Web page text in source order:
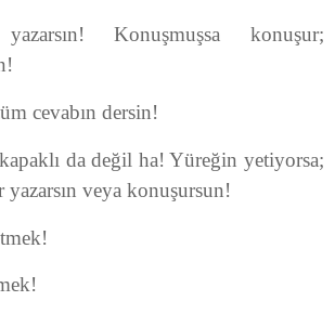
Konuşmuşsa konuşur;
cevabın dersin!
da değil ha! Yüreğin yetiyorsa;
yazarsın veya konuşursun!